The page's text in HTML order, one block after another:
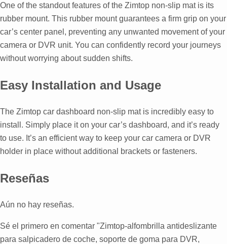
One of the standout features of the Zimtop non-slip mat is its
rubber mount. This rubber mount guarantees a firm grip on your
car’s center panel , preventing any unwanted movement of your
camera or DVR unit. You can confidently record your journeys
without worrying about sudden shifts.
Easy Installation and Usage
The Zimtop car dashboard non-slip mat is incredibly easy to
install . Simply place it on your car’s dashboard, and it’s ready
to use. It’s an efficient way to keep your car camera or DVR
holder in place without additional brackets or fasteners.
Reseñas
Aún no hay reseñas.
Sé el primero en comentar "Zimtop-alfombrilla antideslizante
para salpicadero de coche, soporte de goma para DVR,